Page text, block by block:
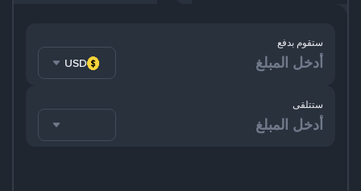
ستقوم بدفع
USD
ستتلقى